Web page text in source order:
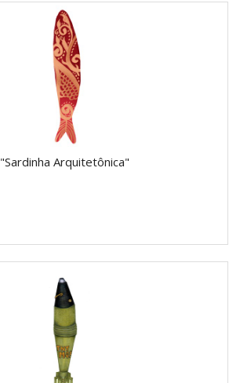
"Sardinha Arquitetônica"